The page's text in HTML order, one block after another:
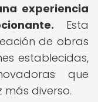
experiencia
Esta
de obras
establecidas,
que
diverso.